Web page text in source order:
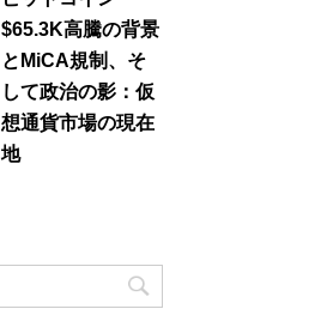
$65.3K高騰の背景
とMiCA規制、そ
して政治の影：仮
想通貨市場の現在
地